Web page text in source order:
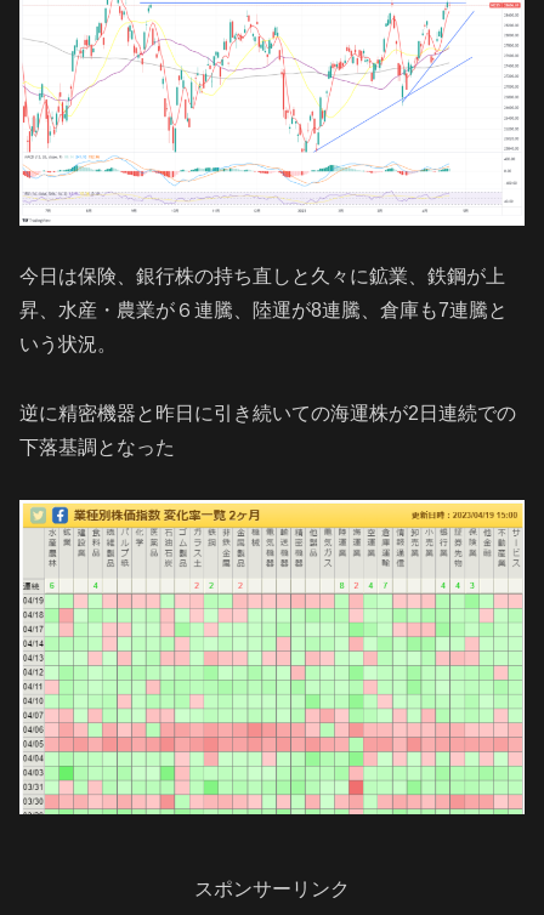
今日は保険、銀行株の持ち直しと久々に鉱業、鉄鋼が上
昇、水産・農業が６連騰、陸運が8連騰、倉庫も7連騰と
いう状況。
逆に精密機器と昨日に引き続いての海運株が2日連続での
下落基調となった
スポンサーリンク